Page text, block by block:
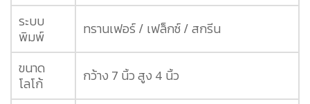
ระบบ
พิมพ์
ทรานเฟอร์ / เฟล็กซ์ / สกรีน
ขนาด
โลโก้
กว้าง 7 นิ้ว สูง 4 นิ้ว